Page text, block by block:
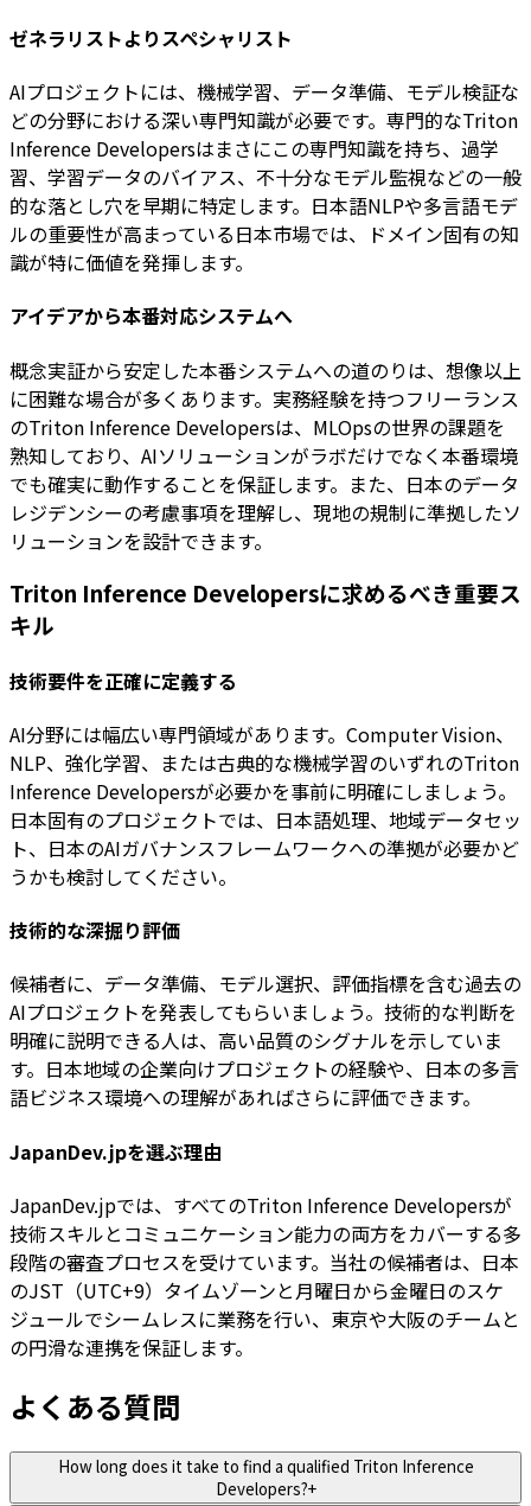
ゼネラリストよりスペシャリスト
AIプロジェクトには、機械学習、データ準備、モデル検証な
どの分野における深い専門知識が必要です。専門的なTriton
Inference Developersはまさにこの専門知識を持ち、過学
習、学習データのバイアス、不十分なモデル監視などの一般
的な落とし穴を早期に特定します。日本語NLPや多言語モデ
ルの重要性が高まっている日本市場では、ドメイン固有の知
識が特に価値を発揮します。
アイデアから本番対応システムへ
概念実証から安定した本番システムへの道のりは、想像以上
に困難な場合が多くあります。実務経験を持つフリーランス
のTriton Inference Developersは、MLOpsの世界の課題を
熟知しており、AIソリューションがラボだけでなく本番環境
でも確実に動作することを保証します。また、日本のデータ
レジデンシーの考慮事項を理解し、現地の規制に準拠したソ
リューションを設計できます。
Triton Inference Developersに求めるべき重要ス
キル
技術要件を正確に定義する
AI分野には幅広い専門領域があります。Computer Vision、
NLP、強化学習、または古典的な機械学習のいずれのTriton
Inference Developersが必要かを事前に明確にしましょう。
日本固有のプロジェクトでは、日本語処理、地域データセッ
ト、日本のAIガバナンスフレームワークへの準拠が必要かど
うかも検討してください。
技術的な深掘り評価
候補者に、データ準備、モデル選択、評価指標を含む過去の
AIプロジェクトを発表してもらいましょう。技術的な判断を
明確に説明できる人は、高い品質のシグナルを示していま
す。日本地域の企業向けプロジェクトの経験や、日本の多言
語ビジネス環境への理解があればさらに評価できます。
JapanDev.jpを選ぶ理由
JapanDev.jpでは、すべてのTriton Inference Developersが
技術スキルとコミュニケーション能力の両方をカバーする多
段階の審査プロセスを受けています。当社の候補者は、日本
のJST（UTC+9）タイムゾーンと月曜日から金曜日のスケ
ジュールでシームレスに業務を行い、東京や大阪のチームと
の円滑な連携を保証します。
よくある質問
How long does it take to find a qualified Triton Inference
Developers?+